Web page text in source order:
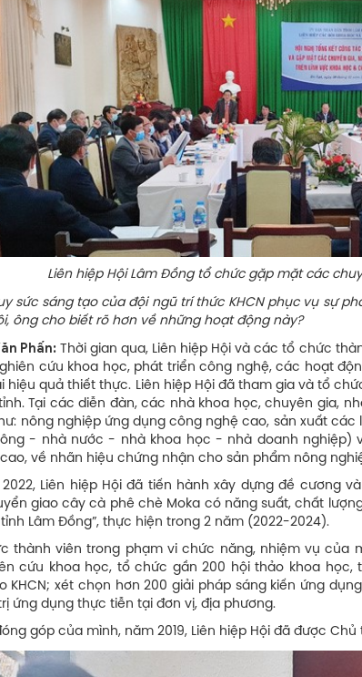
Hội Lâm Đồng tổ chức gặp mặt các chuyên
sức sáng tạo của đội ngũ trí thức KHCN phục vụ sự
ông cho biết rõ hơn về những hoạt động này?
Phấn: Thời gian qua, Liên hiệp Hội và các tổ chức
cứu khoa học, phát triển công nghệ, các hoạt
hiệu quả thiết thực. Liên hiệp Hội đã tham gia và tổ
Tại các diễn đàn, các nhà khoa học, chuyên gia,
nông nghiệp ứng dụng công nghệ cao, sản xuất
- nhà nước - nhà khoa học - nhà doanh nghiệp)
về nhãn hiệu chứng nhận cho sản phẩm nông
2022, Liên hiệp Hội đã tiến hành xây dựng đề cương
giao cây cà phê chè Moka có năng suất, chất
tỉnh Lâm Đồng”, thực hiện trong 2 năm (2022-2024).
thành viên trong phạm vi chức năng, nhiệm vụ của
cứu khoa học, tổ chức gần 200 hội thảo khoa
KHCN; xét chọn hơn 200 giải pháp sáng kiến ứng
ứng dụng thực tiễn tại đơn vị, địa phương.
góp của mình, năm 2019, Liên hiệp Hội đã được